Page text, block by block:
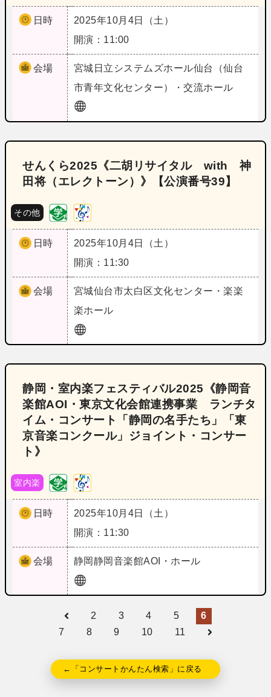
日時
2025年10月4日（土）
開演：11:00
会場 宮城 日立システムズホール仙台（仙台
市青年文化センター）・交流ホール
せんくら2025《二胡リサイタル with 神
田将（エレクトーン）》【公演番号39】
その他
日時
2025年10月4日（土）
開演：11:30
会場 宮城仙台市太白区文化センター・楽楽
楽ホール
静岡・室内楽フェスティバル2025《静岡音
楽館AOI・東京文化会館連携事業 ランチタ
イム・コンサート「静岡の名手たち」「東
京音楽コンクール」ジョイント・コンサー
ト》
室内楽
日時
2025年10月4日（土）
開演：11:30
会場 静岡静岡音楽館AOI・ホール
2 3 4 5
6
7
8 9 10 11
←「コンサートかんたん検索」に戻る